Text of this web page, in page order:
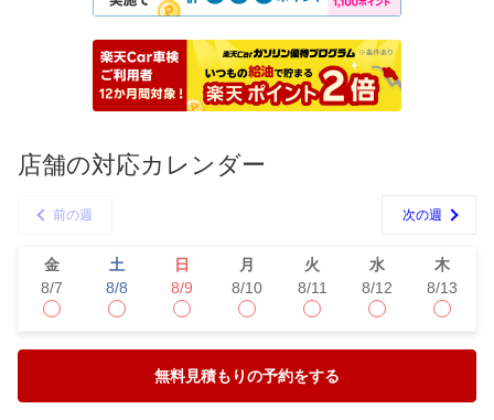
店舗の対応カレンダー
前の週 次の週
金
8/7
土
8/8
日
8/9
月
8/10
火
8/11
水
8/12
木
8/13
無料見積もりの予約をする